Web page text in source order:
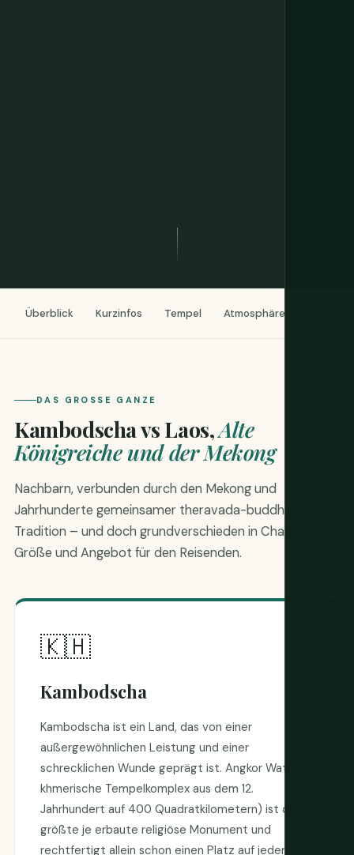
Überblick Kurzinfos Tempel Atmosphäre
DAS GROSSE GANZE
Kambodscha vs Laos,Alte
Königreiche und der Mekong
Nachbarn, verbunden durch den Mekong und
Jahrhunderte gemeinsamer theravada-buddhistischer
Tradition – und doch grundverschieden in Charakter,
Größe und Angebot für den Reisenden.
🇰🇭
Kambodscha
Kambodscha ist ein Land, das von einer
außergewöhnlichen Leistung und einer
schrecklichen Wunde geprägt ist. Angkor Wat (der
khmerische Tempelkomplex aus dem 12.
Jahrhundert auf 400 Quadratkilometern) ist das
größte je erbaute religiöse Monument und
rechtfertigt allein schon einen Platz auf jeder